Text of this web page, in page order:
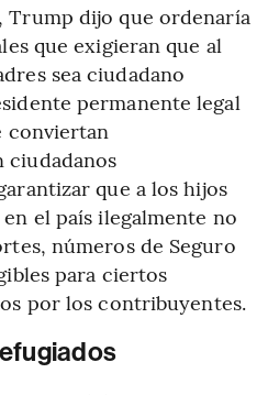
Trump dijo que ordenaría
que exigieran que al
sea ciudadano
permanente legal
conviertan
ciudadanos
que a los hijos
el país ilegalmente no
números de Seguro
para ciertos
por los contribuyentes.